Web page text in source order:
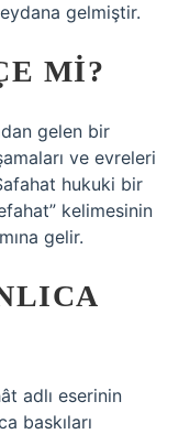
gelmiştir.
MI?
gelen bir
ve evreleri
hukuki bir
kelimesinin
gelir.
adlı eserinin
baskıları